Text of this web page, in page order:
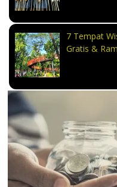
7 Tempat
Gratis &